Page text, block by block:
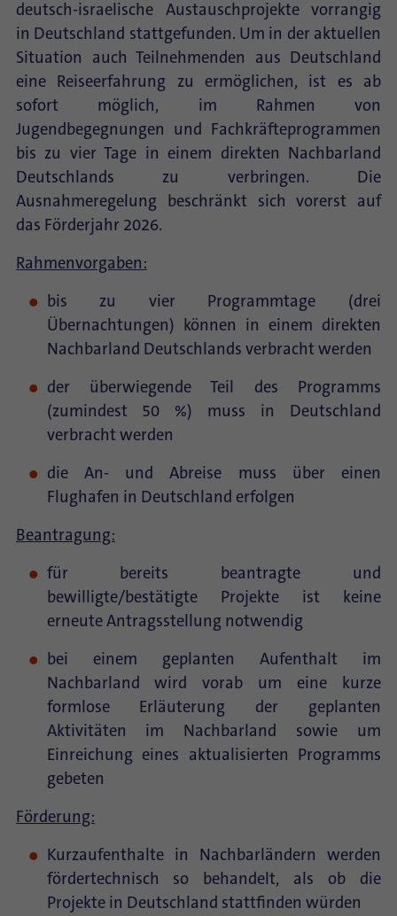
deutsch-israelische Austauschprojekte vorrangig
in Deutschland stattgefunden. Um in der aktuellen
Situation auch Teilnehmenden aus Deutschland
eine Reiseerfahrung zu ermöglichen, ist es ab
sofort möglich, im Rahmen von
Jugendbegegnungen und Fachkräfteprogrammen
bis zu vier Tage in einem direkten Nachbarland
Deutschlands zu verbringen. Die
Ausnahmeregelung beschränkt sich vorerst auf
das Förderjahr 2026.
Rahmenvorgaben:
bis zu vier Programmtage (drei
Übernachtungen) können in einem direkten
Nachbarland Deutschlands verbracht werden
der überwiegende Teil des Programms
(zumindest 50 %) muss in Deutschland
verbracht werden
die An- und Abreise muss über einen
Flughafen in Deutschland erfolgen
Beantragung:
für bereits beantragte und
bewilligte/bestätigte Projekte ist keine
erneute Antragsstellung notwendig
bei einem geplanten Aufenthalt im
Nachbarland wird vorab um eine kurze
formlose Erläuterung der geplanten
Aktivitäten im Nachbarland sowie um
Einreichung eines aktualisierten Programms
gebeten
Förderung:
Kurzaufenthalte in Nachbarländern werden
fördertechnisch so behandelt, als ob die
Projekte in Deutschland stattfinden würden